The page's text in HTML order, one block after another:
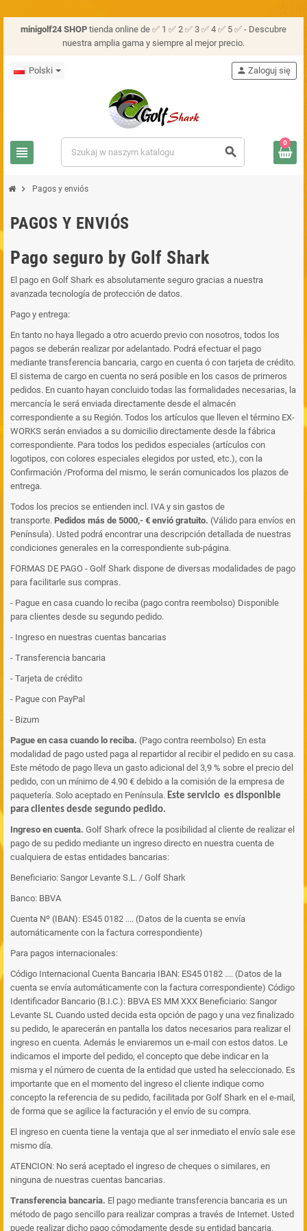
minigolf24 SHOP tienda online de ✅ 1 ✅ 2 ✅ 3 ✅ 4 ✅ 5 ✅ - Descubre
nuestra amplia gama y siempre al mejor precio.
Polski
view_headline search
person Zaloguj się
0
chevron_right Pagos y enviós
PAGOS Y ENVIÓS
Pago seguro by Golf Shark
El pago en Golf Shark es absolutamente seguro gracias a nuestra
avanzada tecnología de protección de datos.
Pago y entrega:
En tanto no haya llegado a otro acuerdo previo con nosotros, todos los
pagos se deberán realizar por adelantado. Podrá efectuar el pago
mediante transferencia bancaria, cargo en cuenta ó con tarjeta de crédito.
El sistema de cargo en cuenta no será posible en los casos de primeros
pedidos. En cuanto hayan concluido todas las formalidades necesarias, la
mercancía le será enviada directamente desde el almacén
correspondiente a su Región. Todos los artículos que lleven el término EX-
WORKS serán enviados a su domicilio directamente desde la fábrica
correspondiente. Para todos los pedidos especiales (artículos con
logotipos, con colores especiales elegidos por usted, etc.), con la
Confirmación /Proforma del mismo, le serán comunicados los plazos de
entrega.
Todos los precios se entienden incl. IVA y sin gastos de
transporte. Pedidos más de 5000,- € envió gratuito. (Válido para envíos en
Península). Usted podrá encontrar una descripción detallada de nuestras
condiciones generales en la correspondiente sub-página.
FORMAS DE PAGO - Golf Shark dispone de diversas modalidades de pago
para facilitarle sus compras.
- Pague en casa cuando lo reciba (pago contra reembolso) Disponible
para clientes desde su segundo pedido.
- Ingreso en nuestras cuentas bancarias
- Transferencia bancaria
- Tarjeta de crédito
- Pague con PayPal
- Bizum
Pague en casa cuando lo reciba. (Pago contra reembolso) En esta
modalidad de pago usted paga al repartidor al recibir el pedido en su casa.
Este método de pago lleva un gasto adicional del 3,9 % sobre el precio del
pedido, con un mínimo de 4.90 € debido a la comisión de la empresa de
paquetería. Solo aceptado en Península. Este servicio es disponible
para clientes desde segundo pedido.
Ingreso en cuenta. Golf Shark ofrece la posibilidad al cliente de realizar el
pago de su pedido mediante un ingreso directo en nuestra cuenta de
cualquiera de estas entidades bancarias:
Beneficiario: Sangor Levante S.L. / Golf Shark
Banco: BBVA
Cuenta Nº (IBAN): ES45 0182 .... (Datos de la cuenta se envía
automáticamente con la factura correspondiente)
Para pagos internacionales:
Código Internacional Cuenta Bancaria IBAN: ES45 0182 .... (Datos de la
cuenta se envía automáticamente con la factura correspondiente) Código
Identificador Bancario (B.I.C.): BBVA ES MM XXX Beneficiario: Sangor
Levante SL Cuando usted decida esta opción de pago y una vez finalizado
su pedido, le aparecerán en pantalla los datos necesarios para realizar el
ingreso en cuenta. Además le enviaremos un e-mail con estos datos. Le
indicamos el importe del pedido, el concepto que debe indicar en la
misma y el número de cuenta de la entidad que usted ha seleccionado. Es
importante que en el momento del ingreso el cliente indique como
concepto la referencia de su pedido, facilitada por Golf Shark en el e-mail,
de forma que se agilice la facturación y el envío de su compra.
El ingreso en cuenta tiene la ventaja que al ser inmediato el envío sale ese
mismo día.
ATENCION: No será aceptado el ingreso de cheques o similares, en
ninguna de nuestras cuentas bancarias.
Transferencia bancaria. El pago mediante transferencia bancaria es un
método de pago sencillo para realizar compras a través de Internet. Usted
puede realizar dicho pago cómodamente desde su entidad bancaria.